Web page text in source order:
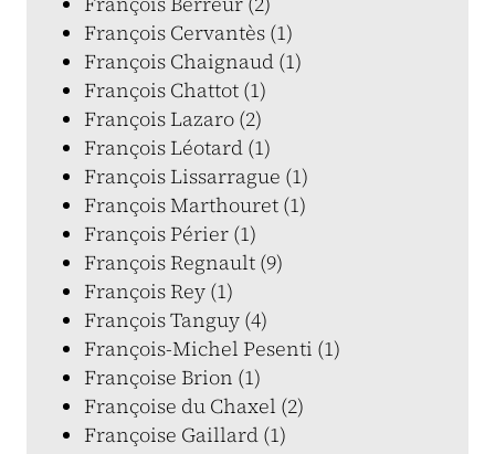
François Cervantès (1)
François Chaignaud (1)
François Chattot (1)
François Lazaro (2)
François Léotard (1)
François Lissarrague (1)
François Marthouret (1)
François Périer (1)
François Regnault (9)
François Rey (1)
François Tanguy (4)
François-Michel Pesenti (1)
Françoise Brion (1)
Françoise du Chaxel (2)
Françoise Gaillard (1)